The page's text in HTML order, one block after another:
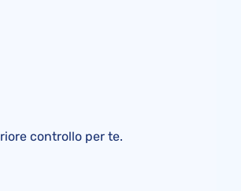
controllo per te.